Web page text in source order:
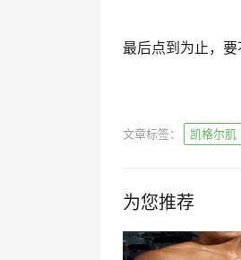
最后点到为止，要
文章标签： 凯格尔肌
为您推荐